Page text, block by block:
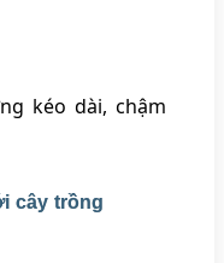
kéo dài, chậm
cây trồng